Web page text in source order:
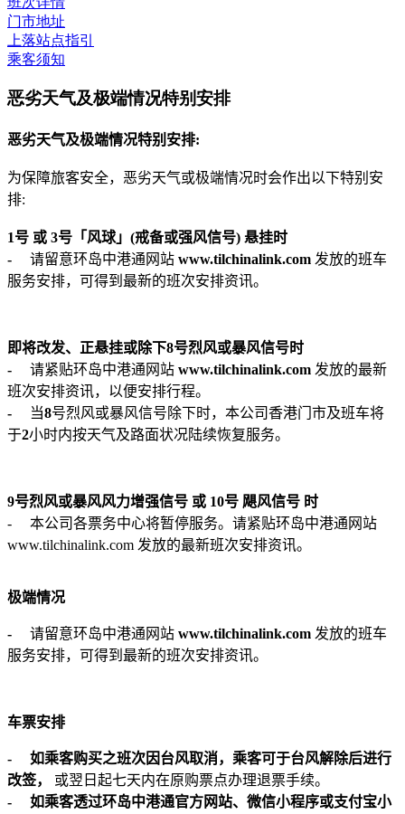
门市地址
上落站点指引
乘客须知
恶劣天气及极端情况特别安排
恶劣天气及极端情况特别安排:
为保障旅客安全，恶劣天气或极端情况时会作出以下特别安
排:
1号 或 3号「风球」 (戒备或强风信号) 悬挂时
-
请留意环岛中港通网站 www.tilchinalink.com 发放的班车
服务安排，可得到最新的班次安排资讯。
即将改发、正悬挂或除下8号烈风或暴风信号时
-
请紧贴环岛中港通网站 www.tilchinalink.com 发放的最新
班次安排资讯，以便安排行程。
-
当8号烈风或暴风信号除下时，本公司香港门市及班车将
于2小时内按天气及路面状况陆续恢复服务。
9号烈风或暴风风力增强信号 或 10号 飓风信号 时
-
本公司各票务中心将暂停服务。请紧贴环岛中港通网站
www.tilchinalink.com 发放的最新班次安排资讯。
极端情况
- 请留意环岛中港通网站 www.tilchinalink.com 发放的班车
服务安排，可得到最新的班次安排资讯。
车票安排
-
如乘客购买之班次因台风取消，乘客可于台风解除后进行
改签，
或翌日起七天内在原购票点办理退票手续。
-
如乘客透过环岛中港通官方网站、微信小程序或支付宝小